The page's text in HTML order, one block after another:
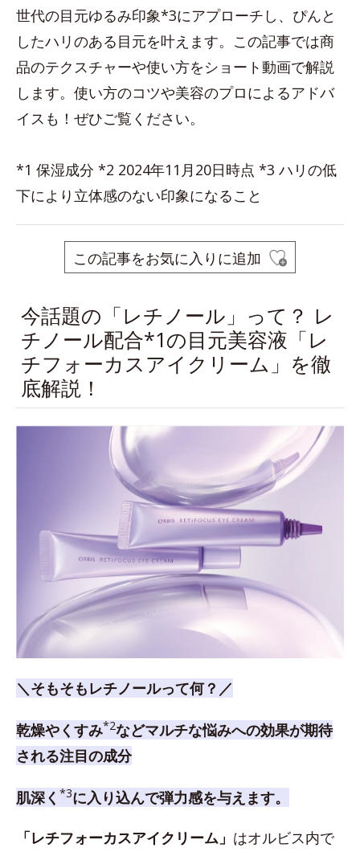
世代の目元ゆるみ印象*3にアプローチし、ぴんと
したハリのある目元を叶えます。この記事では商
品のテクスチャーや使い方をショート動画で解説
します。使い方のコツや美容のプロによるアドバ
イスも！ぜひご覧ください。
*1 保湿成分 *2 2024年11月20日時点 *3 ハリの低
下により立体感のない印象になること
この記事をお気に入りに追加
今話題の「レチノール」って？ レ
チノール配合*1の目元美容液「レ
チフォーカスアイクリーム」を徹
底解説！
＼そもそもレチノールって何？／
乾燥やくすみ*2などマルチな悩みへの効果が期待
される注目の成分
肌深く *3に入り込んで弾力感を与えます。
「レチフォーカスアイクリーム」 はオルビス内で